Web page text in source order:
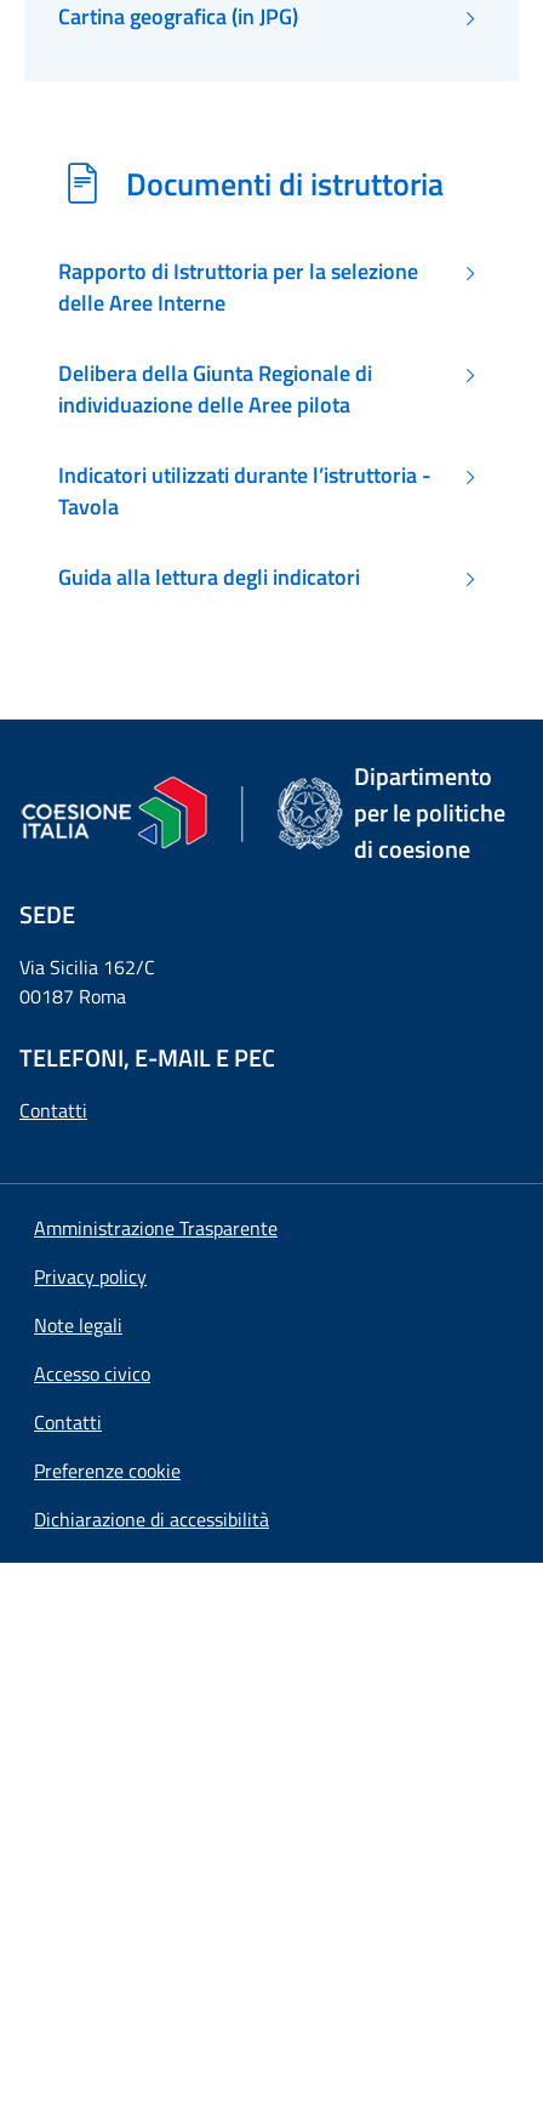
Cartina geografica (in JPG)
Documenti di istruttoria
Rapporto di Istruttoria per la selezione
delle Aree Interne
Delibera della Giunta Regionale di
individuazione delle Aree pilota
Indicatori utilizzati durante l’istruttoria -
Tavola
Guida alla lettura degli indicatori
Dipartimento
per le politiche
di coesione
SEDE
Via Sicilia 162/C
00187 Roma
TELEFONI, E-MAIL E PEC
Contatti
Amministrazione Trasparente
Privacy policy
Note legali
Accesso civico
Contatti
Preferenze cookie
Dichiarazione di accessibilità